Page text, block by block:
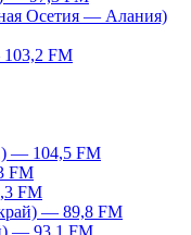
Осетия — Алания)
103,2 FM
— 104,5 FM
FM
FM
— 89,8 FM
— 93,1 FM